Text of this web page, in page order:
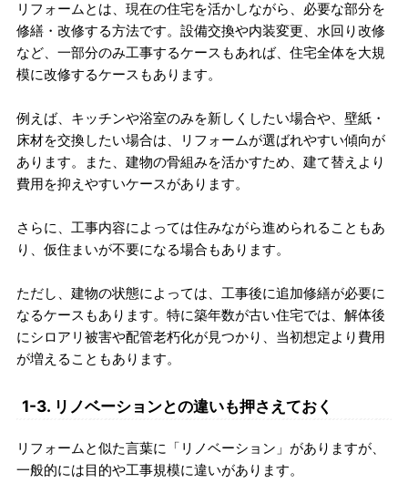
リフォームとは、現在の住宅を活かしながら、必要な部分を
修繕・改修する方法です。設備交換や内装変更、水回り改修
など、一部分のみ工事するケースもあれば、住宅全体を大規
模に改修するケースもあります。
例えば、キッチンや浴室のみを新しくしたい場合や、壁紙・
床材を交換したい場合は、リフォームが選ばれやすい傾向が
あります。また、建物の骨組みを活かすため、建て替えより
費用を抑えやすいケースがあります。
さらに、工事内容によっては住みながら進められることもあ
り、仮住まいが不要になる場合もあります。
ただし、建物の状態によっては、工事後に追加修繕が必要に
なるケースもあります。特に築年数が古い住宅では、解体後
にシロアリ被害や配管老朽化が見つかり、当初想定より費用
が増えることもあります。
1-3. リノベーションとの違いも押さえておく
リフォームと似た言葉に「リノベーション」がありますが、
一般的には目的や工事規模に違いがあります。